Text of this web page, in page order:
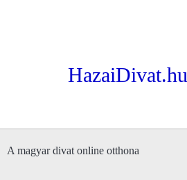
HazaiDivat.hu
A magyar divat online otthona